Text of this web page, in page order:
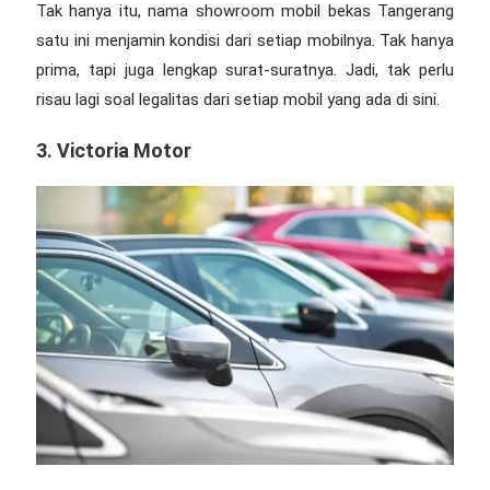
Tak hanya itu,nama showroom mobil bekas Tangerang
satu ini menjamin kondisi dari setiap mobilnya. Tak hanya
prima, tapi juga lengkap surat-suratnya. Jadi, tak perlu
risau lagi soal legalitas dari setiap mobil yang ada di sini.
3. Victoria Motor